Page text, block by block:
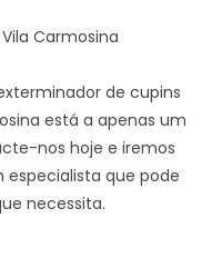
Carmosina
de cupins
está a apenas um
nos hoje e iremos
que pode
necessita.